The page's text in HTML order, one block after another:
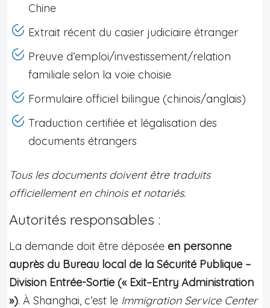
Chine
Extrait récent du casier judiciaire étranger
Preuve d’emploi/investissement/relation
familiale selon la voie choisie
Formulaire officiel bilingue (chinois/anglais)
Traduction certifiée et légalisation des
documents étrangers
Tous les documents doivent être traduits
officiellement en chinois et notariés.
Autorités responsables :
La demande doit être déposée en personne
auprès du Bureau local de la Sécurité Publique –
Division Entrée-Sortie (« Exit–Entry Administration
»). À Shanghai, c’est le Immigration Service Center